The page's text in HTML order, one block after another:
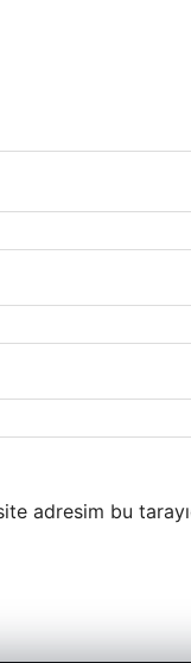
adresim bu